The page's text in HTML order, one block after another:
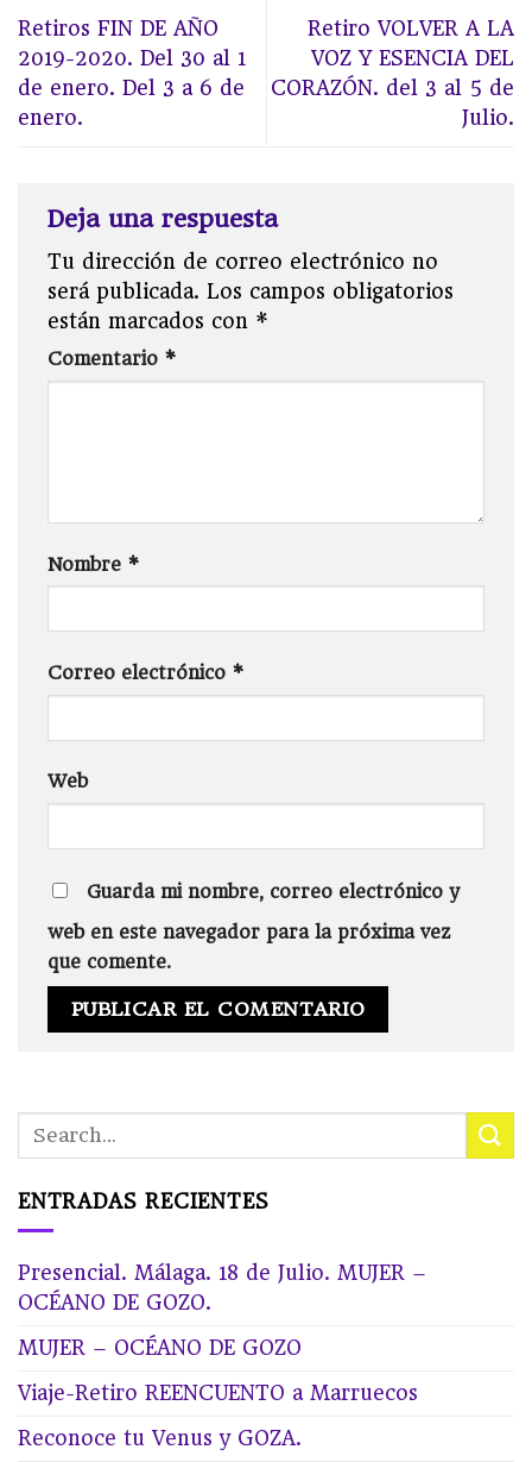
Retiros FIN DE AÑO
2019-2020. Del 30 al 1
de enero. Del 3 a 6 de
enero.
Retiro VOLVER A LA
VOZ Y ESENCIA DEL
CORAZÓN. del 3 al 5 de
Julio.
Deja una respuesta
Tu dirección de correo electrónico no
será publicada. Los campos obligatorios
están marcados con *
Comentario *
Nombre *
Correo electrónico *
Web
Guarda mi nombre, correo electrónico y
web en este navegador para la próxima vez
que comente.
ENTRADAS RECIENTES
Presencial. Málaga. 18 de Julio. MUJER –
OCÉANO DE GOZO.
MUJER – OCÉANO DE GOZO
Viaje-Retiro REENCUENTO a Marruecos
Reconoce tu Venus y GOZA.